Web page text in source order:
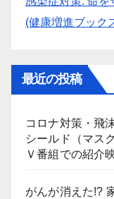
(健康増進ブック
最近の投稿
コロナ対策・飛
シールド（マス
Ｖ番組での紹介
がんが消えた!?